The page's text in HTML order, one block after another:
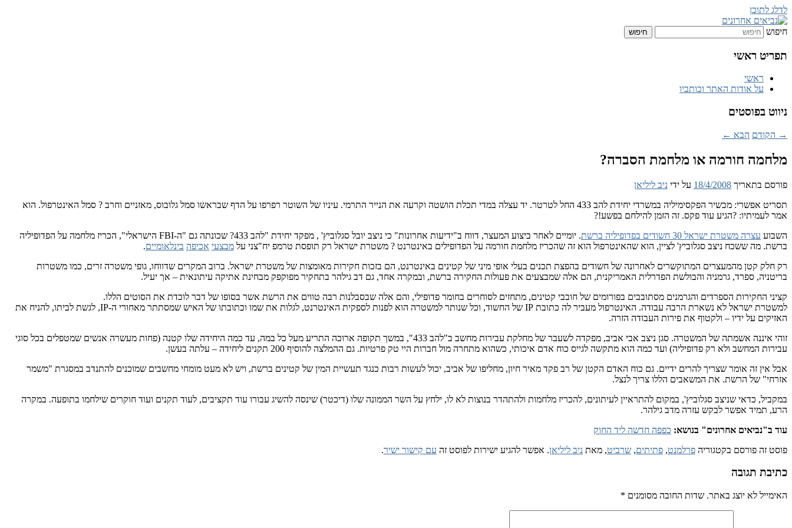
לדלג לתוכן
נביאים אחרונים
חיפוש
תפריט ראשי
ראשי
על אודות האתר וכותביו
ניווט בפוסטים
→ הקודם הבא ←
מלחמה חורמה או מלחמת הסברה?
פורסם בתאריך 18/4/2008 על ידי ניב ליליאן
תסריט אפשרי: מכשיר הפקסימיליה במשרדי יחידת להב 433 החל לטרטר. יד עצלה במדי תכלת הושטה וקרעה את הנייר התרמי. עיניו של השוטר רפרפו על הדף שבראשו סמל גלובוס, מאזניים וחרב ? סמל האינטרפול. הוא
אמר לעמיתיו: ?הגיע עוד פקס. זה הזמן להילחם בפשע!?
השבוע עצרה משטרת ישראל 30 חשודים בפדופיליה ברשת
. יומיים לאחר ביצוע המעצר, דווח ב"ידיעות אחרונות" כי ניצב יובל סגלוביץ' , מפקד יחידת "להב 433? שכונתה גם "ה-FBI הישראלי", הכריז מלחמה על הפדופיליה
ברשת. מה ששכח ניצב סגלוביץ' לציין, הוא שהאינטרפול הוא זה שהכריז מלחמת חורמה על הפדופילים באינטרנט ? משטרת ישראל רק תופסת טרמפ יח"צני על מבצעי אכיפה בינלאומיים.
רק חלק קטן מהמעצרים המתוקשרים לאחרונה של חשודים בהפצת תכנים בעלי אופי מיני של קטינים באינטרנט, הם בזכות חקירות מאומצות של משטרת ישראל. ברוב המקרים שדווחו, גופי משטרה זרים, כמו משטרות
בריטניה, ספרד, גרמניה והבולשת הפדרלית האמריקנית, הם אלה שמבצעים את פעולות החקירה ברשת, ובמקרה אחד, גם דב גילהר בתחקיר מפוקפק מבחינת אתיקה עיתונאית – אך יעיל.
קציני החקירות הספרדים והגרמנים מסתובבים בפורומים של חובבי קטינים, מתחזים לסוחרים בחומר פדופילי, והם אלה שבסבלנות רבה טווים את הרשת אשר בסופו של דבר לוכדת את הסוטים הללו.
למשטרת ישראל לא נשארת הרבה עבודה. האינטרפול מעביר לה כתובת IP של החשוד, וכל שנותר למשטרה הוא לפנות לספקית האינטרנט, לגלות את שמו וכתובתו של האיש שמסתתר מאחורי ה-IP, לגשת לביתו, להניח את
האזיקים על ידיו – ולקטוף את פירות העבודה הזרה.
זוהי איננה אשמתה של המשטרה. סגן ניצב אבי אביב, מפקדה לשעבר של מחלקת עבירות מחשב ב"להב 433", במשך תקופה ארוכה התריע מעל כל במה, עד כמה היחידה שלו קטנה (פחות מעשרה אנשים שמטפלים בכל סוגי
עבירות המחשב ולא רק פדופיליה) ועד כמה הוא מתקשה לגייס כוח אדם איכותי, כשהוא מתחרה מול חברות היי טק פרטיות. גם ההמלצה להוסיף 200 תקנים ליחידה – עלתה בעשן.
אבל אין זה אומר שצריך להרים ידיים. גם כוח האדם הקטן של רב פקד מאיר חיון, מחליפו של אביב, יכול לעשות רבות כנגד תעשיית המין של קטינים ברשת, ויש לא מעט מומחי מחשבים שמוכנים להתנדב במסגרת "משמר
אזרחי" של הרשת. את המשאבים הללו צריך לנצל.
במקביל, כדאי שניצב סגלוביץ', במקום להתראיין לעיתונים, להכריז מלחמות ולהתהדר בנוצות לא לו, ילחץ על השר הממונה שלו (דיכטר) שינסה להשיג עבורו עוד תקציבים, לעוד תקנים ועוד חוקרים שילחמו בתופעה. במקרה
הרע, תמיד אפשר לבקש עזרה מדב גילהר.
עוד ב"נביאים אחרונים" בנושא: כפפה חדשה ליד החוק
פוסט זה פורסם בקטגוריה פרלמנט, פתיתים, שרביט, מאת ניב ליליאן. אפשר להגיע ישירות לפוסט זה עם קישור ישיר.
כתיבת תגובה
האימייל לא יוצג באתר. שדות החובה מסומנים *